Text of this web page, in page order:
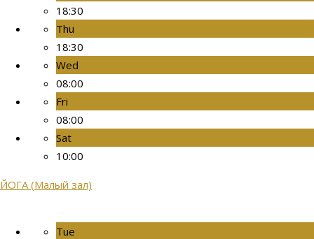
18:30
Thu
18:30
Wed
08:00
Fri
08:00
Sat
10:00
ЙОГА (Малый зал)
Tue